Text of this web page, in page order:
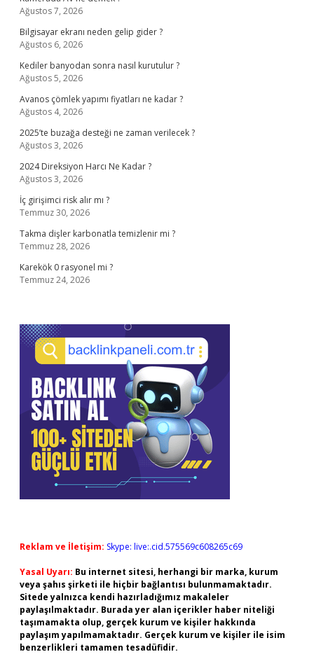
Ağustos 7, 2026
Bilgisayar ekranı neden gelip gider ?
Ağustos 6, 2026
Kediler banyodan sonra nasıl kurutulur ?
Ağustos 5, 2026
Avanos çömlek yapımı fiyatları ne kadar ?
Ağustos 4, 2026
2025’te buzağa desteği ne zaman verilecek ?
Ağustos 3, 2026
2024 Direksiyon Harcı Ne Kadar ?
Ağustos 3, 2026
İç girişimci risk alır mı ?
Temmuz 30, 2026
Takma dişler karbonatla temizlenir mi ?
Temmuz 28, 2026
Karekök 0 rasyonel mi ?
Temmuz 24, 2026
Reklam ve İletişim: Skype: live:.cid.575569c608265c69
Yasal Uyarı: Bu internet sitesi, herhangi bir marka, kurum
veya şahıs şirketi ile hiçbir bağlantısı bulunmamaktadır.
Sitede yalnızca kendi hazırladığımız makaleler
paylaşılmaktadır. Burada yer alan içerikler haber niteliği
taşımamakta olup, gerçek kurum ve kişiler hakkında
paylaşım yapılmamaktadır. Gerçek kurum ve kişiler ile isim
benzerlikleri tamamen tesadüfidir.